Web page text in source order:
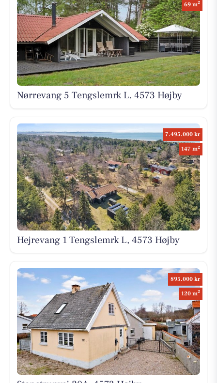
69 m2
Nørrevang 5 Tengslemrk L, 4573 Højby
7.495.000 kr
147 m2
Hejrevang 1 Tengslemrk L, 4573 Højby
895.000 kr
120 m2